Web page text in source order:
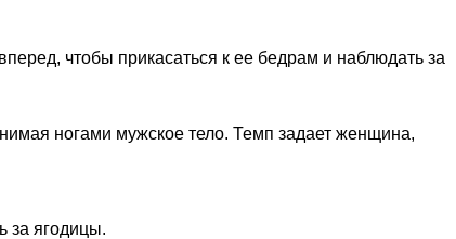
чтобы прикасаться к ее бедрам и наблюдать за
ногами мужское тело. Темп задает женщина,
за ягодицы.